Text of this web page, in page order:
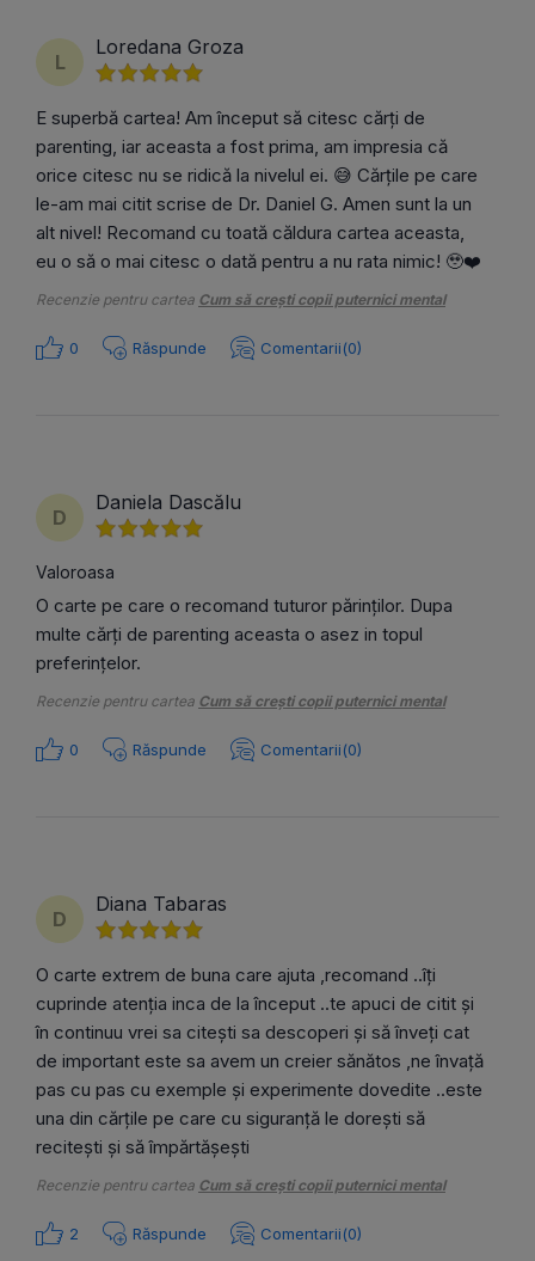
L
Loredana Groza
E superbă cartea! Am început să citesc cărți de
parenting, iar aceasta a fost prima, am impresia că
orice citesc nu se ridică la nivelul ei. 😅 Cărțile pe care
le-am mai citit scrise de Dr. Daniel G. Amen sunt la un
alt nivel! Recomand cu toată căldura cartea aceasta,
eu o să o mai citesc o dată pentru a nu rata nimic! 🥹❤️
Recenzie pentru cartea Cum să crești copii puternici mental
0 Răspunde Comentarii(0)
D
Daniela Dascălu
Valoroasa
O carte pe care o recomand tuturor părinților. Dupa
multe cărți de parenting aceasta o asez in topul
preferințelor.
Recenzie pentru cartea Cum să crești copii puternici mental
0 Răspunde Comentarii(0)
D
Diana Tabaras
O carte extrem de buna care ajuta ,recomand ..îți
cuprinde atenția inca de la început ..te apuci de citit și
în continuu vrei sa citești sa descoperi și să înveți cat
de important este sa avem un creier sănătos ,ne învață
pas cu pas cu exemple și experimente dovedite ..este
una din cărțile pe care cu siguranță le dorești să
recitești și să împărtășești
Recenzie pentru cartea Cum să crești copii puternici mental
2 Răspunde Comentarii(0)